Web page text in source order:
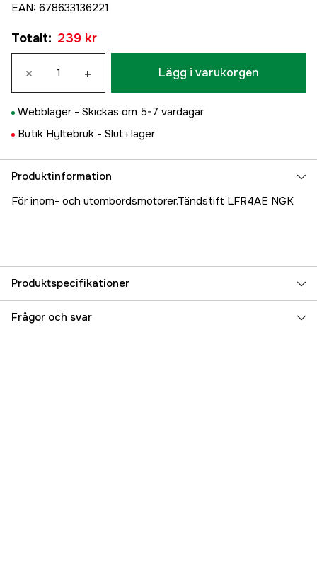
EAN: 678633136221
Totalt: 239 kr
× + Lägg i varukorgen
Webblager - Skickas om 5-7 vardagar
Butik Hyltebruk - Slut i lager
Produktinformation
För inom- och utombordsmotorer.Tändstift LFR4AE NGK
Produktspecifikationer
Referensnummer 5000025263
Frågor och svar